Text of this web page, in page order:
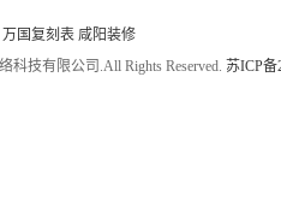
万国复刻表 咸阳装修
科技有限公司.All Rights Reserved. 苏ICP备